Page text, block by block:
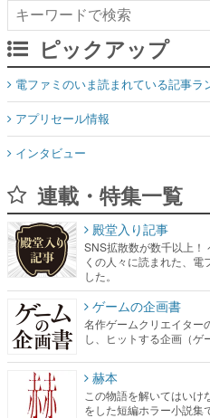
ピックアップ
電ファミのいま読まれている記事ラ
アプリセール情報
インタビュー
連載・特集一覧
殿堂入り記事
SNS拡散数が数千以上！
くの人々に読まれた、電
した。
ゲームの企画書
名作ゲームクリエイター
し、ヒットする企画（ゲ
赫本
この物語を解いてはい
をした短編ホラー小説集